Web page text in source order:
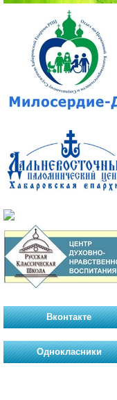
Вконтакте
Однокласники